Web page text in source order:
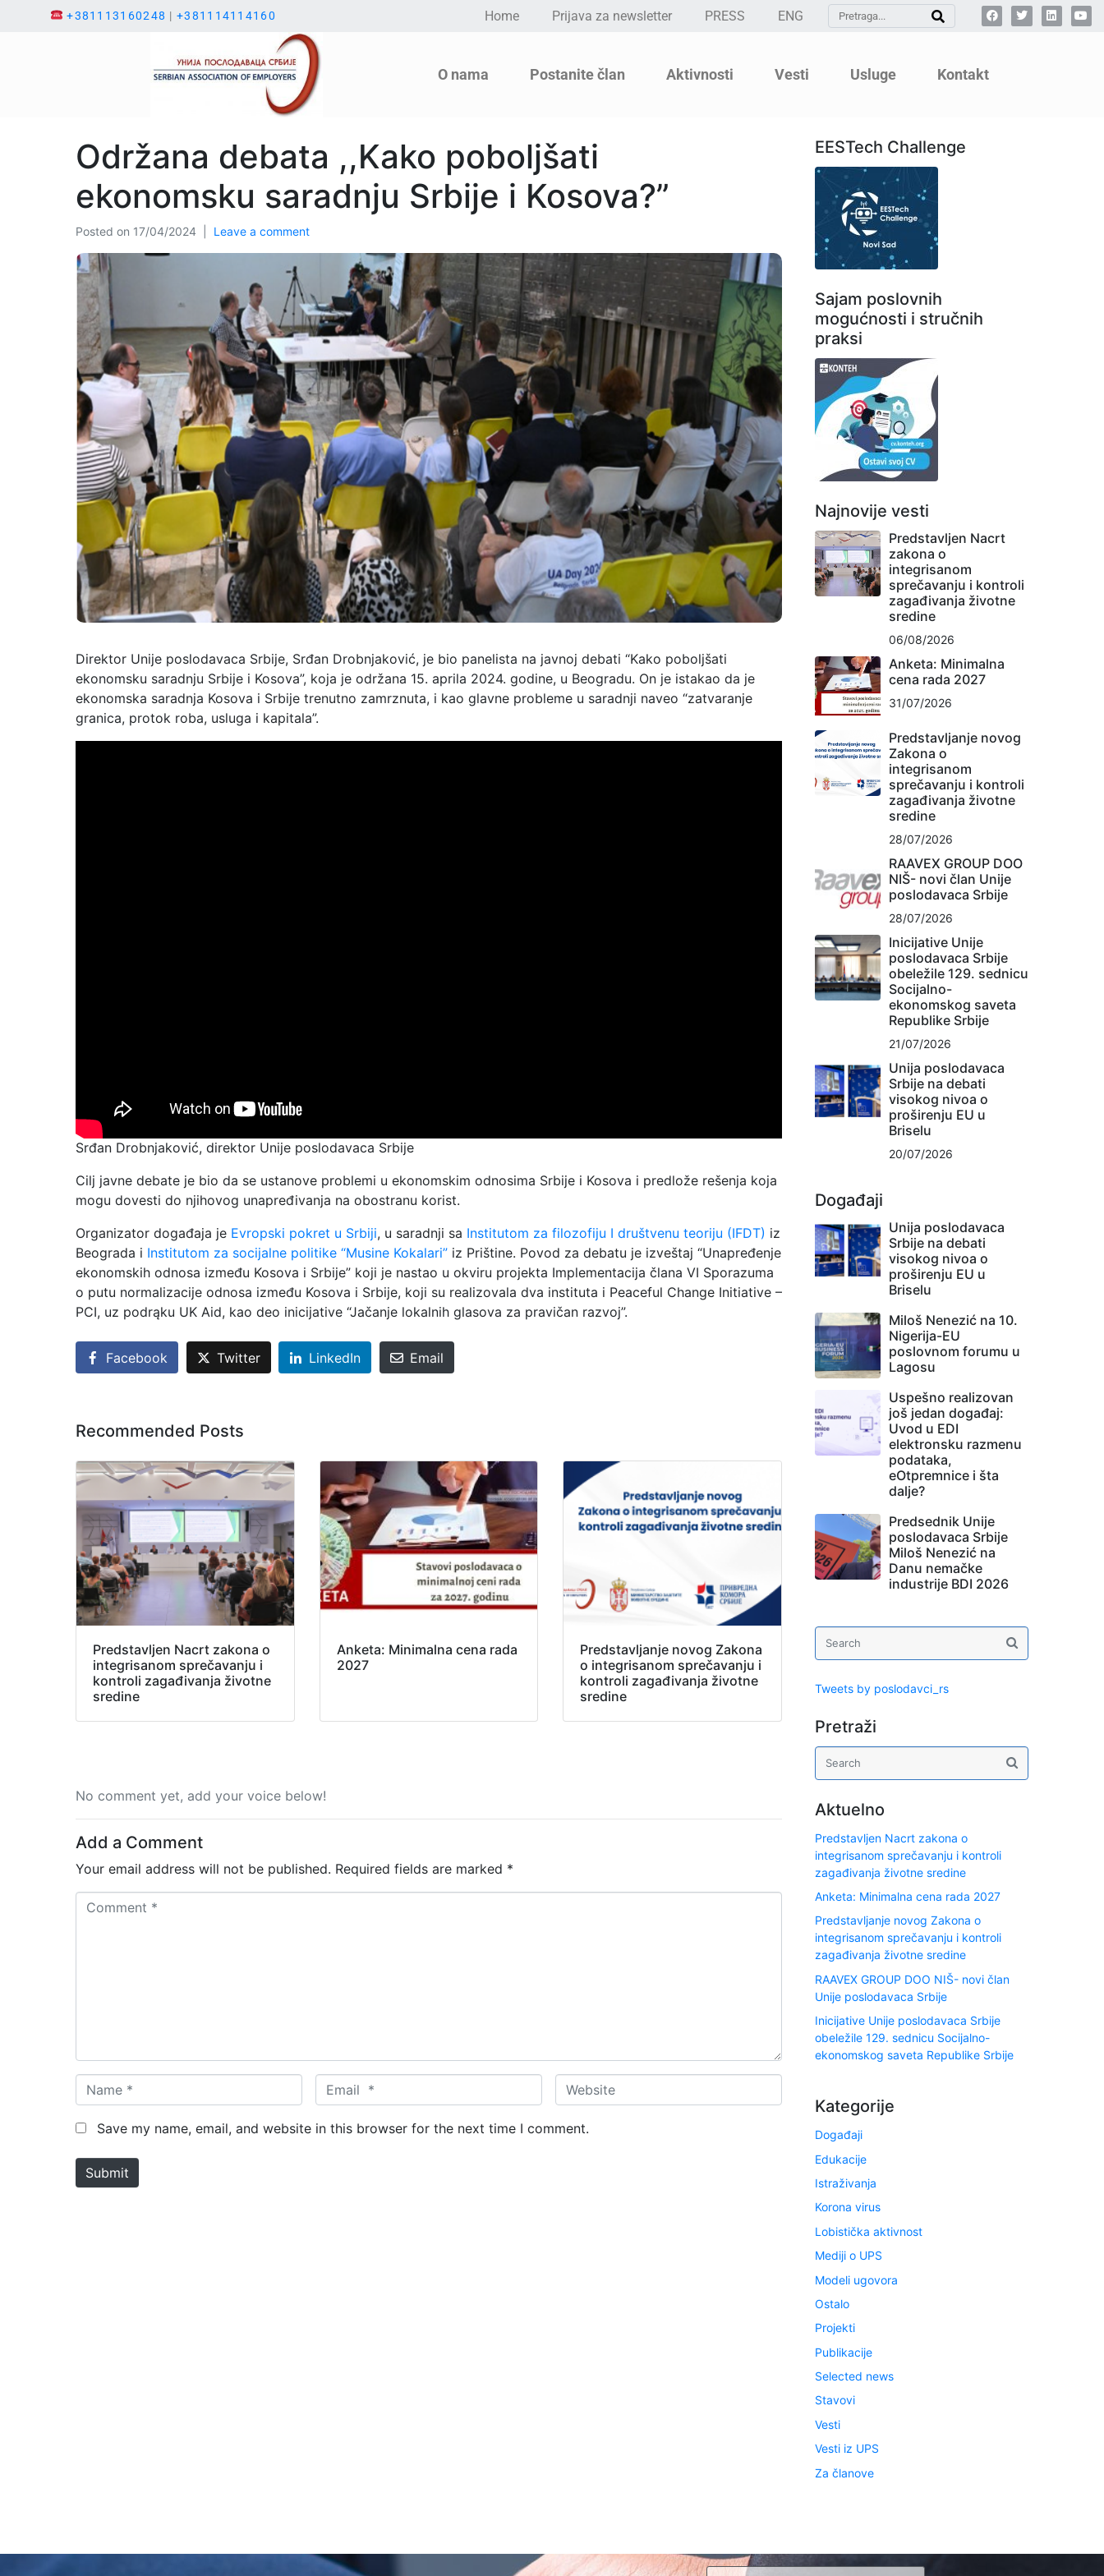
+381113160248 |+381114114160 Home Prijava za newsletter PRESS ENG
O nama Postanite član Aktivnosti Vesti Usluge Kontakt
Održana debata ,,Kako poboljšati
ekonomsku saradnju Srbije i Kosova?”
Posted on 17/04/2024 Leave a comment
Direktor Unije poslodavaca Srbije, Srđan Drobnjaković, je bio panelista na javnoj debati “Kako poboljšati
ekonomsku saradnju Srbije i Kosova”, koja je održana 15. aprila 2024. godine, u Beogradu. On je istakao da je
ekonomska saradnja Kosova i Srbije trenutno zamrznuta, i kao glavne probleme u saradnji naveo “zatvaranje
granica, protok roba, usluga i kapitala”.
Srđan Drobnjaković, direktor Unije poslodavaca Srbije
Cilj javne debate je bio da se ustanove problemi u ekonomskim odnosima Srbije i Kosova i predlože rešenja koja
mogu dovesti do njihovog unapređivanja na obostranu korist.
Organizator događaja je Evropski pokret u Srbiji, u saradnji sa Institutom za filozofiju I društvenu teoriju (IFDT) iz
Beograda i Institutom za socijalne politike “Musine Kokalari” iz Prištine. Povod za debatu je izveštaj “Unapređenje
ekonomskih odnosa između Kosova i Srbije” koji je nastao u okviru projekta Implementacija člana VI Sporazuma
o putu normalizacije odnosa između Kosova i Srbije, koji su realizovala dva instituta i Peaceful Change Initiative –
PCI, uz podrąku UK Aid, kao deo inicijative “Jačanje lokalnih glasova za pravičan razvoj”.
Facebook Twitter LinkedIn Email
Recommended Posts
Predstavljen Nacrt zakona o
integrisanom sprečavanju i
kontroli zagađivanja životne
sredine
Anketa: Minimalna cena rada
2027
Predstavljanje novog Zakona
o integrisanom sprečavanju i
kontroli zagađivanja životne
sredine
No comment yet, add your voice below!
Add a Comment
Your email address will not be published. Required fields are marked *
a
m
*
m
a
W
e
b
Save my name, email, and website in this browser for the next time I comment.
Submit
EESTech Challenge
Sajam poslovnih
mogućnosti i stručnih
praksi
Najnovije vesti
Predstavljen Nacrt
zakona o
integrisanom
sprečavanju i kontroli
zagađivanja životne
sredine
06/08/2026
Anketa: Minimalna
cena rada 2027
31/07/2026
Predstavljanje novog
Zakona o
integrisanom
sprečavanju i kontroli
zagađivanja životne
sredine
28/07/2026
RAAVEX GROUP DOO
NIŠ- novi član Unije
poslodavaca Srbije
28/07/2026
Inicijative Unije
poslodavaca Srbije
obeležile 129. sednicu
Socijalno-
ekonomskog saveta
Republike Srbije
21/07/2026
Unija poslodavaca
Srbije na debati
visokog nivoa o
proširenju EU u
Briselu
20/07/2026
Događaji
Unija poslodavaca
Srbije na debati
visokog nivoa o
proširenju EU u
Briselu
Miloš Nenezić na 10.
Nigerija-EU
poslovnom forumu u
Lagosu
Uspešno realizovan
još jedan događaj:
Uvod u EDI
elektronsku razmenu
podataka,
eOtpremnice i šta
dalje?
Predsednik Unije
poslodavaca Srbije
Miloš Nenezić na
Danu nemačke
industrije BDI 2026
Tweets by poslodavci_rs
Pretraži
Aktuelno
Predstavljen Nacrt zakona o
integrisanom sprečavanju i kontroli
zagađivanja životne sredine
Anketa: Minimalna cena rada 2027
Predstavljanje novog Zakona o
integrisanom sprečavanju i kontroli
zagađivanja životne sredine
RAAVEX GROUP DOO NIŠ- novi član
Unije poslodavaca Srbije
Inicijative Unije poslodavaca Srbije
obeležile 129. sednicu Socijalno-
ekonomskog saveta Republike Srbije
Kategorije
Događaji
Edukacije
Istraživanja
Korona virus
Lobistička aktivnost
Mediji o UPS
Modeli ugovora
Ostalo
Projekti
Publikacije
Selected news
Stavovi
Vesti
Vesti iz UPS
Za članove